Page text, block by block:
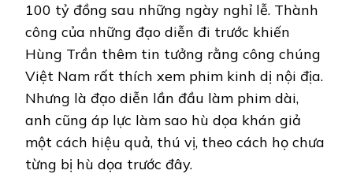
100 tỷ đồng sau những ngày nghỉ lễ. Thành
công của những đạo diễn đi trước khiến
Hùng Trần thêm tin tưởng rằng công chúng
Việt Nam rất thích xem phim kinh dị nội địa.
Nhưng là đạo diễn lần đầu làm phim dài,
anh cũng áp lực làm sao hù dọa khán giả
một cách hiệu quả, thú vị, theo cách họ chưa
từng bị hù dọa trước đây.